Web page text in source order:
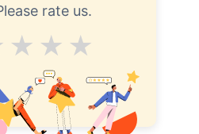
rate us.
Excellent
V.Good
Good